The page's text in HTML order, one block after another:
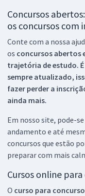
Concursos
os concursos com
Conte com a nossa
os concursos abertos
trajetória de estudo.
sempre atualizado,
fazer perder a
ainda mais.
Em nosso site, pode-
andamento e até
concursos que estão
preparar com mais
Cursos online
O curso para